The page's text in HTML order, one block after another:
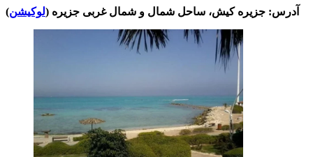
آدرس: جزیره کیش، ساحل شمال و شمال غربی جزیره (لوکیشن)